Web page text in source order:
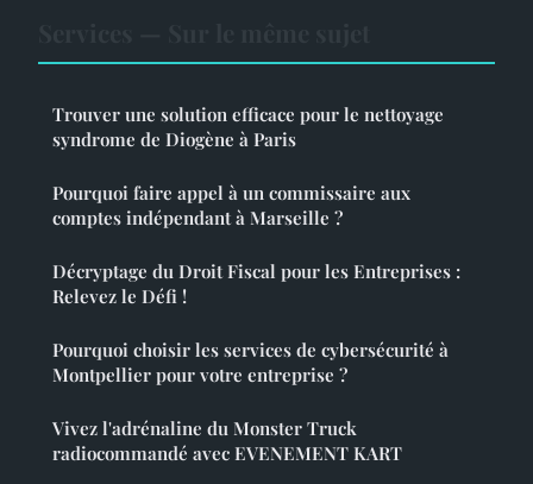
Trouver une solution efficace pour le nettoyage
syndrome de Diogène à Paris
Pourquoi faire appel à un commissaire aux
comptes indépendant à Marseille ?
Décryptage du Droit Fiscal pour les Entreprises :
Relevez le Défi !
Pourquoi choisir les services de cybersécurité à
Montpellier pour votre entreprise ?
Vivez l'adrénaline du Monster Truck
radiocommandé avec EVENEMENT KART